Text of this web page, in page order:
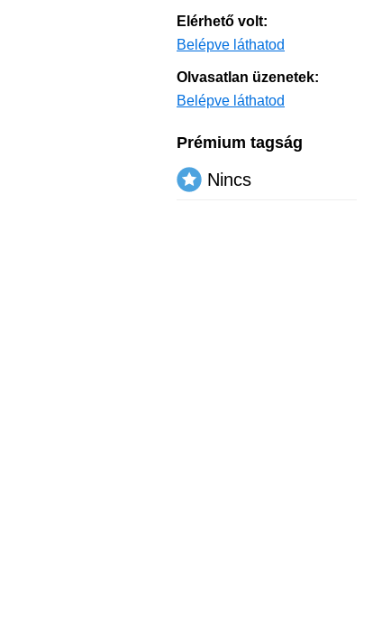
Elérhető volt:
Belépve láthatod
Olvasatlan üzenetek:
Belépve láthatod
Prémium tagság
Nincs